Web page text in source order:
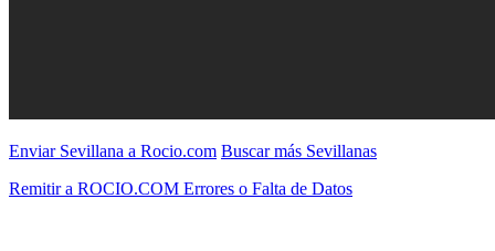
Enviar Sevillana a Rocio.com Buscar más Sevillanas
Remitir a ROCIO.COM Errores o Falta de Datos